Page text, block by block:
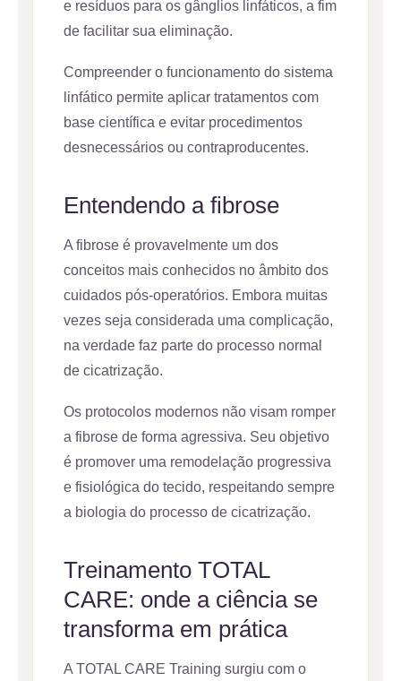
e resíduos para os gânglios linfáticos, a fim
de facilitar sua eliminação.
Compreender o funcionamento do sistema
linfático permite aplicar tratamentos com
base científica e evitar procedimentos
desnecessários ou contraproducentes.
Entendendo a fibrose
A fibrose é provavelmente um dos
conceitos mais conhecidos no âmbito dos
cuidados pós-operatórios. Embora muitas
vezes seja considerada uma complicação,
na verdade faz parte do processo normal
de cicatrização.
Os protocolos modernos não visam romper
a fibrose de forma agressiva. Seu objetivo
é promover uma remodelação progressiva
e fisiológica do tecido, respeitando sempre
a biologia do processo de cicatrização.
Treinamento TOTAL
CARE: onde a ciência se
transforma em prática
A TOTAL CARE Training surgiu com o